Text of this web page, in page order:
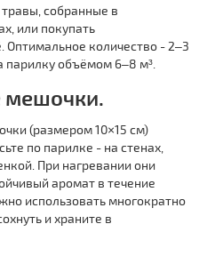
собранные в
или покупать
Оптимальное количество - 2–3
парилку объёмом 6–8 м³.
мешочки.
(размером 10×15 см)
по парилке - на стенах,
При нагревании они
аромат в течение
использовать многократно
и храните в